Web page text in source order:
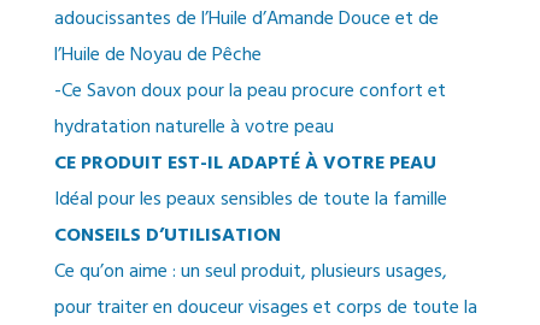
adoucissantes de l’Huile d’Amande Douce et de
l’Huile de Noyau de Pêche
-Ce Savon doux pour la peau procure confort et
hydratation naturelle à votre peau
CE PRODUIT EST-IL ADAPTÉ À VOTRE PEAU
Idéal pour les peaux sensibles de toute la famille
CONSEILS D’UTILISATION
Ce qu’on aime : un seul produit, plusieurs usages,
pour traiter en douceur visages et corps de toute la